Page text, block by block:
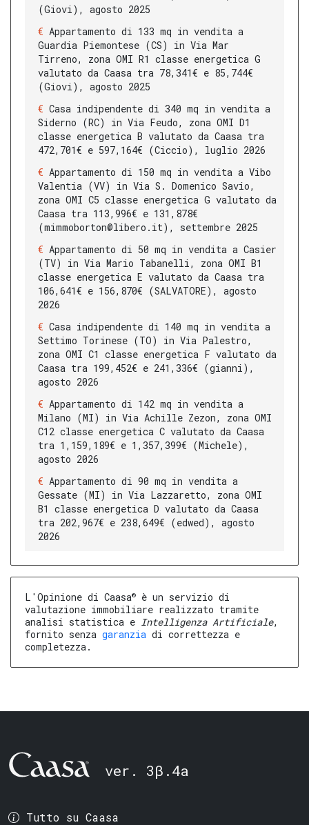
(Giovi), agosto 2025
Appartamento di 133 mq in vendita a
Guardia Piemontese (CS) in Via Mar
Tirreno, zona OMI R1 classe energetica G
valutato da Caasa tra 78,341€ e 85,744€
(Giovi), agosto 2025
Casa indipendente di 340 mq in vendita a
Siderno (RC) in Via Feudo, zona OMI D1
classe energetica B valutato da Caasa tra
472,701€ e 597,164€ (Ciccio), luglio 2026
Appartamento di 150 mq in vendita a Vibo
Valentia (VV) in Via S. Domenico Savio,
zona OMI C5 classe energetica G valutato da
Caasa tra 113,996€ e 131,878€
(mimmoborton@libero.it), settembre 2025
Appartamento di 50 mq in vendita a Casier
(TV) in Via Mario Tabanelli, zona OMI B1
classe energetica E valutato da Caasa tra
106,641€ e 156,870€ (SALVATORE), agosto
2026
Casa indipendente di 140 mq in vendita a
Settimo Torinese (TO) in Via Palestro,
zona OMI C1 classe energetica F valutato da
Caasa tra 199,452€ e 241,336€ (gianni),
agosto 2026
Appartamento di 142 mq in vendita a
Milano (MI) in Via Achille Zezon, zona OMI
C12 classe energetica C valutato da Caasa
tra 1,159,189€ e 1,357,399€ (Michele),
agosto 2026
Appartamento di 90 mq in vendita a
Gessate (MI) in Via Lazzaretto, zona OMI
B1 classe energetica D valutato da Caasa
tra 202,967€ e 238,649€ (edwed), agosto
2026
L'Opinione di Caasa®
è un servizio di
valutazione immobiliare realizzato tramite
analisi statistica e Intelligenza Artificiale,
fornito senza garanzia di correttezza e
completezza.
ver. 3β.4a
Tutto su Caasa